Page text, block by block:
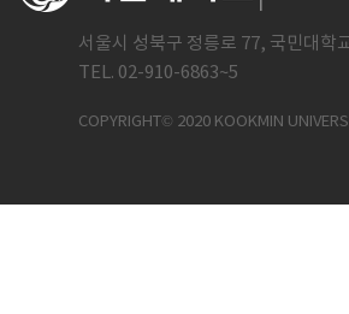
서울시 성북구 정릉로 77, 국민대
TEL. 02-910-6863~5
COPYRIGHT© 2020 KOOKMIN